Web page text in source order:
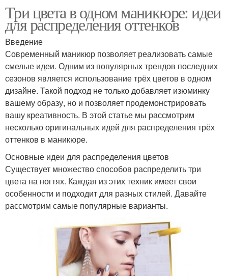
Три цвета в одном маникюре: идеи
для распределения оттенков
Введение
Современный маникюр позволяет реализовать самые
смелые идеи. Одним из популярных трендов последних
сезонов является использование трёх цветов в одном
дизайне. Такой подход не только добавляет изюминку
вашему образу, но и позволяет продемонстрировать
вашу креативность. В этой статье мы рассмотрим
несколько оригинальных идей для распределения трёх
оттенков в маникюре.
Основные идеи для распределения цветов
Существует множество способов распределить три
цвета на ногтях. Каждая из этих техник имеет свои
особенности и подходит для разных стилей. Давайте
рассмотрим самые популярные варианты.